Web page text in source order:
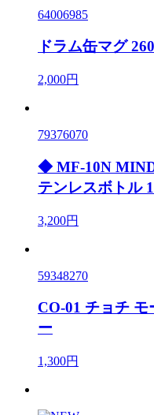
64006985
ドラム缶マグ
2,000円
79376070
◆ MF-10N
テンレスボトル
3,200円
59348270
CO-01 チョチ
ー
1,300円